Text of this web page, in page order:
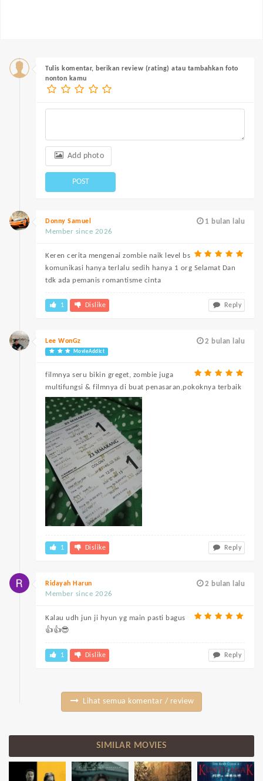
Tulis komentar, berikan review (rating) atau tambahkan foto
nonton kamu
Add photo
POST
1 bulan lalu
Donny Samuel
Member since 2026
Keren cerita mengenai zombie naik level bs
komunikasi hanya terlalu sedih hanya 1 org Selamat Dan
tdk ada pemanis romantisme cinta
1 Dislike Reply
2 bulan lalu
Lee WonGz
MovieAddict
filmnya seru bikin greget, zombie juga
multifungsi & filmnya di buat penasaran,pokoknya terbaik
1 Dislike Reply
2 bulan lalu
Ridayah Harun
Member since 2026
Kalau udh jun ji hyun yg main pasti bagus
👍👍😎
1 Dislike Reply
Lihat semua komentar / review
SIMILAR MOVIES